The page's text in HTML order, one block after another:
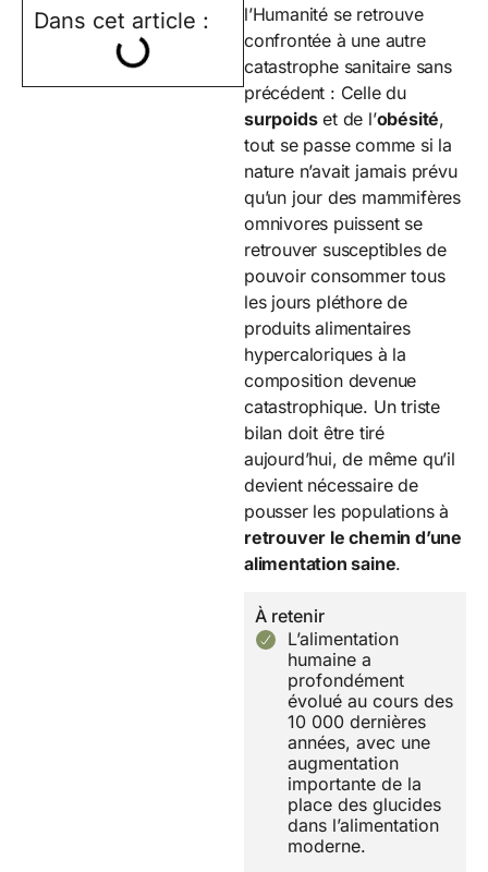
Dans cet article :
l’Humanité se retrouve
confrontée à une autre
catastrophe sanitaire sans
précédent : Celle du
surpoidset de l’obésité,
tout se passe comme si la
nature n’avait jamais prévu
qu’un jour des mammifères
omnivores puissent se
retrouver susceptibles de
pouvoir consommer tous
les jours pléthore de
produits alimentaires
hypercaloriques à la
composition devenue
catastrophique. Un triste
bilan doit être tiré
aujourd’hui, de même qu’il
devient nécessaire de
pousser les populations à
retrouver le chemin d’une
alimentation saine.
À retenir
L’alimentation
humaine a
profondément
évolué au cours des
10 000 dernières
années, avec une
augmentation
importante de la
place des glucides
dans l’alimentation
moderne.